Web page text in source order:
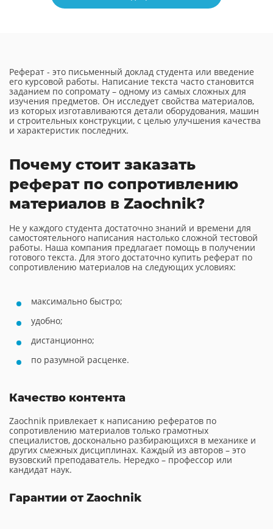
Реферат - это письменный доклад студента или введение
его курсовой работы. Написание текста часто становится
заданием по сопромату – одному из самых сложных для
изучения предметов. Он исследует свойства материалов,
из которых изготавливаются детали оборудования, машин
и строительных конструкции, с целью улучшения качества
и характеристик последних.
Почему стоит заказать
реферат по сопротивлению
материалов в Zaochnik?
Не у каждого студента достаточно знаний и времени для
самостоятельного написания настолько сложной тестовой
работы. Наша компания предлагает помощь в получении
готового текста. Для этого достаточно купить реферат по
сопротивлению материалов на следующих условиях:
максимально быстро;
удобно;
дистанционно;
по разумной расценке.
Качество контента
Zaochnik привлекает к написанию рефератов по
сопротивлению материалов только грамотных
специалистов, досконально разбирающихся в механике и
других смежных дисциплинах. Каждый из авторов – это
вузовский преподаватель. Нередко – профессор или
кандидат наук.
Гарантии от Zaochnik